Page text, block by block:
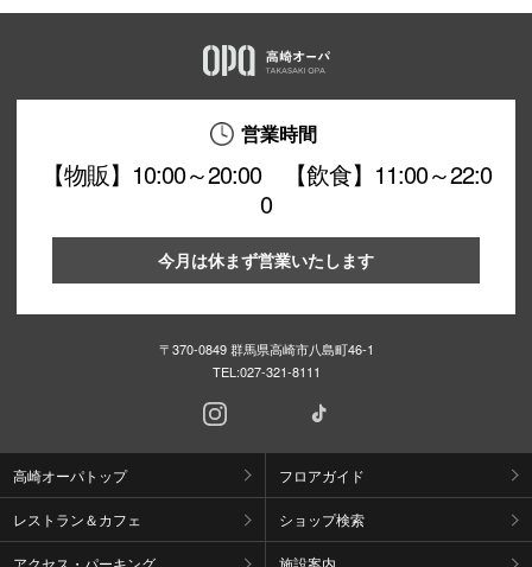
営業時間
【物販】10:00～20:00 【飲食】11:00～22:0
0
今月は休まず営業いたします
〒370-0849 群馬県高崎市八島町46-1
TEL:027-321-8111
高崎オーパトップ フロアガイド
レストラン＆カフェ ショップ検索